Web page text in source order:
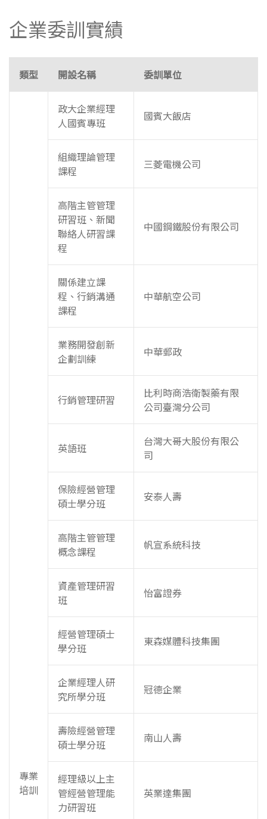
企業委訓實績
類型 開設名稱 委訓單位
專業
培訓
政大企業經理
人國賓專班
國賓大飯店
組織理論管理
課程
三菱電機公司
高階主管管理
研習班、新聞
聯絡人研習課
程
中國鋼鐵股份有限公司
關係建立課
程、行銷溝通
課程
中華航空公司
業務開發創新
企劃訓練
中華郵政
行銷管理研習
比利時商浩衛製藥有限
公司臺灣分公司
英語班
台灣大哥大股份有限公
司
保險經營管理
碩士學分班
安泰人壽
高階主管管理
概念課程
帆宣系統科技
資產管理研習
班
怡富證券
經營管理碩士
學分班
東森媒體科技集團
企業經理人研
究所學分班
冠德企業
壽險經營管理
碩士學分班
南山人壽
經理級以上主
管經營管理能
力研習班
英業達集團